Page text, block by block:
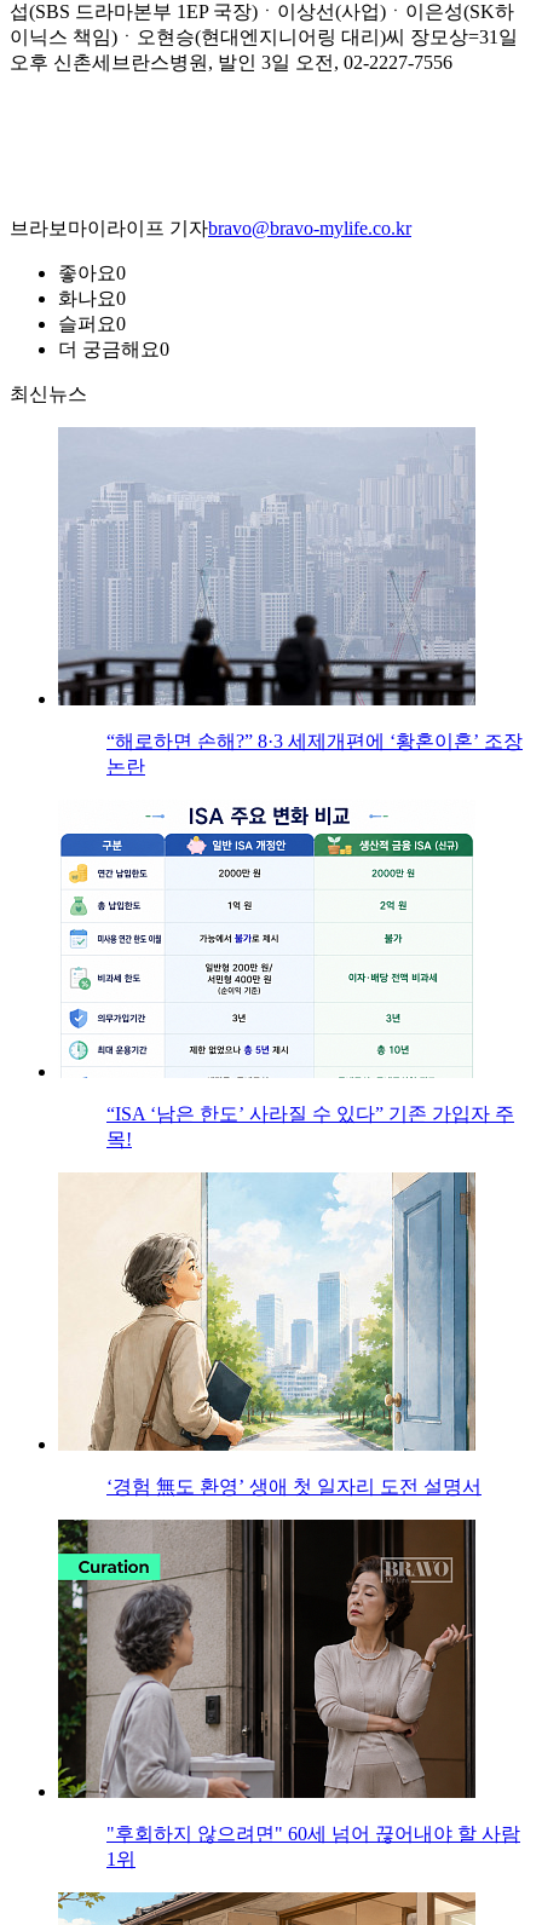
섭(SBS 드라마본부 1EP 국장)ㆍ이상선(사업)ㆍ이은성(SK하
이닉스 책임)ㆍ오현승(현대엔지니어링 대리)씨 장모상=31일
오후 신촌세브란스병원, 발인 3일 오전, 02-2227-7556
브라보마이라이프 기자bravo@bravo-mylife.co.kr
좋아요0
화나요0
슬퍼요0
더 궁금해요0
최신뉴스
“해로하면 손해?” 8·3 세제개편에 ‘황혼이혼’ 조장
논란
“ISA ‘남은 한도’ 사라질 수 있다” 기존 가입자 주
목!
‘경험 無도 환영’ 생애 첫 일자리 도전 설명서
"후회하지 않으려면" 60세 넘어 끊어내야 할 사람
1위